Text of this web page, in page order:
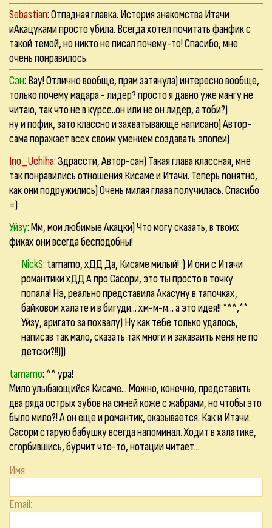
Sebastian: Отпадная главка. История знакомства Итачи
иАкацуками просто убила. Всегда хотел почитать фанфик с
такой темой, но никто не писал почему-то! Спасибо, мне
очень понравилось.
Сэн: Вау! Отлично вообще, прям затянула) интересно вообще,
только почему мадара - лидер? просто я давно уже мангу не
читаю, так что не в курсе..он или не он лидер, а тоби?)
ну и пофик, зато классно и захватывающе написано) Автор-
сама поражает всех своим умением создавать эпопеи)
Ino_Uchiha: Здрассти, Автор-сан) Такая глава классная, мне
так понравились отношения Кисаме и Итачи. Теперь понятно,
как они подружились) Очень милая глава получилась. Спасибо
=)
Уйзу: Мм, мои любимые Акацки) Что могу сказать, в твоих
фиках они всегда бесподобны!
NickS: tamamo, хДД Да, Кисаме милый! :) И они с Итачи
романтики хДД А про Сасори, это ты просто в точку
попала! Нэ, реально представила Акасуну в тапочках,
байковом халате и в бигуди... хм-м-м... а это идея!! *^^,**
Уйзу, аригато за похвалу) Ну как тебе только удалось,
написав так мало, сказать так многи и закаваить меня не по
детски?!!)))
tamamo: ^^ ура!
Мило улыбающийся Кисаме... Можно, конечно, представить
два ряда острых зубов на синей коже с жабрами, но чтобы это
было мило?! А он еще и романтик, оказывается. Как и Итачи.
Сасори старую бабушку всегда напоминал. Ходит в халатике,
сгорбившись, бурчит что-то, нотации читает...
Имя:
Email: